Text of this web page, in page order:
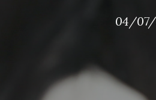
04/07/